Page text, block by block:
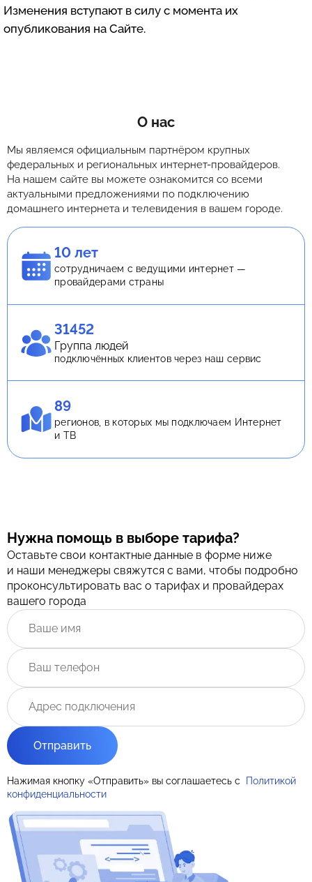
Изменения вступают в силу с момента их
опубликования на Сайте.
О нас
Мы являемся официальным партнёром крупных
федеральных и региональных интернет-провайдеров.
На нашем сайте вы можете ознакомится со всеми
актуальными предложениями по подключению
домашнего интернета и телевидения в вашем городе.
10 лет
сотрудничаем с ведущими интернет —
провайдерами страны
31452
Группа людей
подключённых клиентов через наш сервис
89
регионов, в которых мы подключаем Интернет
и ТВ
Нужна помощь в выборе тарифа?
Оставьте свои контактные данные в форме ниже
и наши менеджеры свяжутся с вами, чтобы подробно
проконсультировать вас о тарифах и провайдерах
вашего города
Отправить
Нажимая кнопку «Отправить» вы соглашаетесь с
Политикой
конфиденциальности